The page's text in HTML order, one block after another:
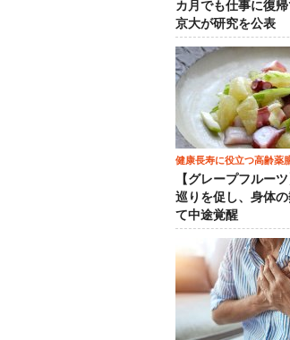
カ月でも仕事に復
京大が研究を公表
健康長寿に役立つ高齢薬
【グレープフルー
巡りを促し、身体
て中途覚醒